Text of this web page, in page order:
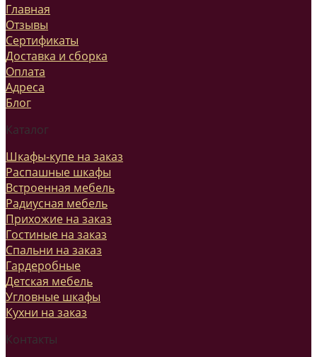
Главная
Отзывы
Сертификаты
Доставка и сборка
Оплата
Адреса
Блог
Каталог
Шкафы-купе на заказ
Распашные шкафы
Встроенная мебель
Радиусная мебель
Прихожие на заказ
Гостиные на заказ
Спальни на заказ
Гардеробные
Детская мебель
Угловные шкафы
Кухни на заказ
Контакты